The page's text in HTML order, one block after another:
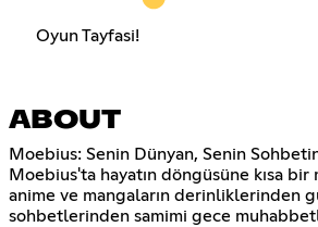
Oyun Tayfasi!
ABOUT
Moebius: Senin Dünyan, Senin
Moebius'ta hayatın döngüsüne kısa bir
anime ve mangaların derinliklerinden
sohbetlerinden samimi gece